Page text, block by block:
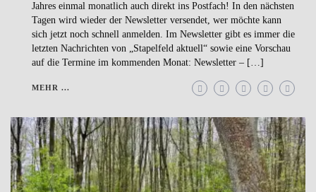
Jahres einmal monatlich auch direkt ins Postfach! In den nächsten
Tagen wird wieder der Newsletter versendet, wer möchte kann
sich jetzt noch schnell anmelden. Im Newsletter gibt es immer die
letzten Nachrichten von „Stapelfeld aktuell“ sowie eine Vorschau
auf die Termine im kommenden Monat: Newsletter – […]
MEHR ...